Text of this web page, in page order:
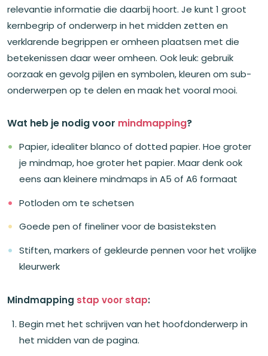
relevantie informatie die daarbij hoort. Je kunt 1 groot
kernbegrip of onderwerp in het midden zetten en
verklarende begrippen er omheen plaatsen met die
betekenissen daar weer omheen. Ook leuk: gebruik
oorzaak en gevolg pijlen en symbolen, kleuren om sub-
onderwerpen op te delen en maak het vooral mooi.
Wat heb je nodig voor mindmapping?
Papier, idealiter blanco of dotted papier. Hoe groter
je mindmap, hoe groter het papier. Maar denk ook
eens aan kleinere mindmaps in A5 of A6 formaat
Potloden om te schetsen
Goede pen of fineliner voor de basisteksten
Stiften, markers of gekleurde pennen voor het vrolijke
kleurwerk
Mindmapping stap voor stap:
Begin met het schrijven van het hoofdonderwerp in
het midden van de pagina.